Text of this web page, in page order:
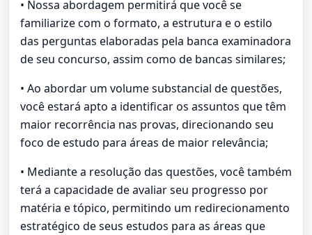
• Nossa abordagem permitirá que você se
familiarize com o formato, a estrutura e o estilo
das perguntas elaboradas pela banca examinadora
de seu concurso, assim como de bancas similares;
• Ao abordar um volume substancial de questões,
você estará apto a identificar os assuntos que têm
maior recorrência nas provas, direcionando seu
foco de estudo para áreas de maior relevância;
• Mediante a resolução das questões, você também
terá a capacidade de avaliar seu progresso por
matéria e tópico, permitindo um redirecionamento
estratégico de seus estudos para as áreas que